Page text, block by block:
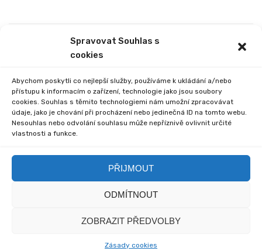
Spravovat Souhlas s
cookies
Abychom poskytli co nejlepší služby, používáme k ukládání a/nebo
přístupu k informacím o zařízení, technologie jako jsou soubory
cookies. Souhlas s těmito technologiemi nám umožní zpracovávat
údaje, jako je chování při procházení nebo jedinečná ID na tomto webu.
Nesouhlas nebo odvolání souhlasu může nepříznivě ovlivnit určité
vlastnosti a funkce.
PŘIJMOUT
ODMÍTNOUT
ZOBRAZIT PŘEDVOLBY
Zásady cookies
ORGANIZACE ZAČÁTKU
Comments are closed.
© 2020 Základní škola
© 2020 myska.it a my sami